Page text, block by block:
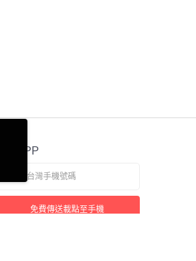
官方APP
免費傳送載點至手機